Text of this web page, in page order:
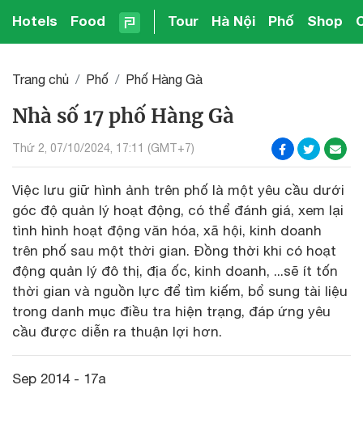
Hotels Food Tour Hà Nội Phố Shop
Trang chủ Phố Phố Hàng Gà
Nhà số 17 phố Hàng Gà
Thứ 2, 07/10/2024, 17:11 (GMT+7)
Việc lưu giữ hình ảnh trên phố là một yêu cầu dưới
góc độ quản lý hoạt động, có thể đánh giá, xem lại
tình hình hoạt động văn hóa, xã hội, kinh doanh
trên phố sau một thời gian. Đồng thời khi có hoạt
động quản lý đô thị, địa ốc, kinh doanh, ...sẽ ít tốn
thời gian và nguồn lực để tìm kiếm, bổ sung tài liệu
trong danh mục điều tra hiện trạng, đáp ứng yêu
cầu được diễn ra thuận lợi hơn.
Sep 2014 - 17a